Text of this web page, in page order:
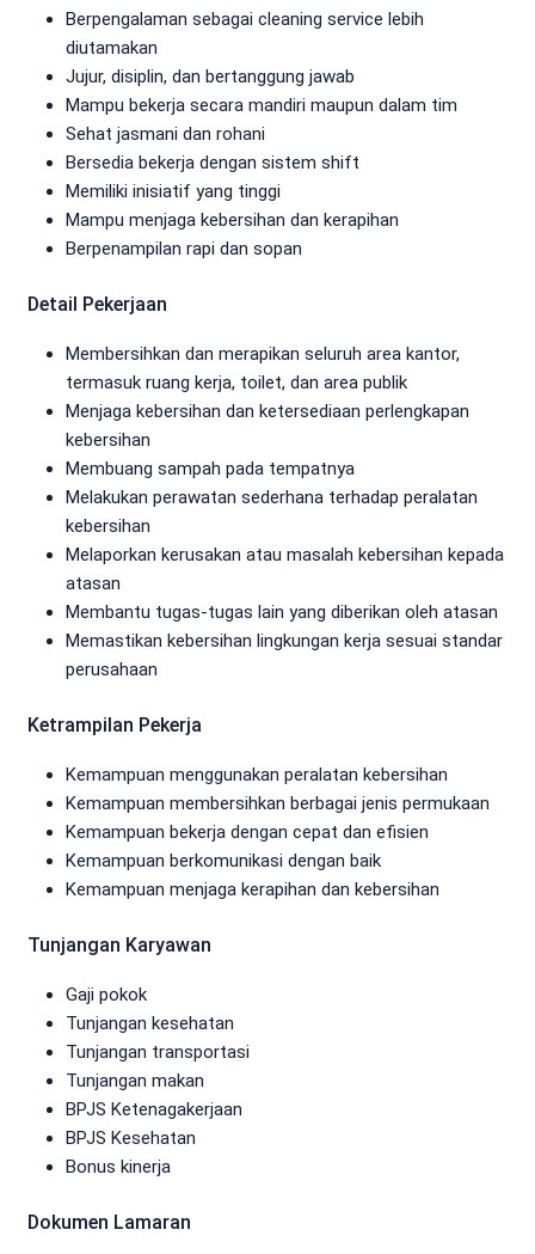
Berpengalaman sebagai cleaning service lebih
diutamakan
Jujur, disiplin, dan bertanggung jawab
Mampu bekerja secara mandiri maupun dalam tim
Sehat jasmani dan rohani
Bersedia bekerja dengan sistem shift
Memiliki inisiatif yang tinggi
Mampu menjaga kebersihan dan kerapihan
Berpenampilan rapi dan sopan
Detail Pekerjaan
Membersihkan dan merapikan seluruh area kantor,
termasuk ruang kerja, toilet, dan area publik
Menjaga kebersihan dan ketersediaan perlengkapan
kebersihan
Membuang sampah pada tempatnya
Melakukan perawatan sederhana terhadap peralatan
kebersihan
Melaporkan kerusakan atau masalah kebersihan kepada
atasan
Membantu tugas-tugas lain yang diberikan oleh atasan
Memastikan kebersihan lingkungan kerja sesuai standar
perusahaan
Ketrampilan Pekerja
Kemampuan menggunakan peralatan kebersihan
Kemampuan membersihkan berbagai jenis permukaan
Kemampuan bekerja dengan cepat dan efisien
Kemampuan berkomunikasi dengan baik
Kemampuan menjaga kerapihan dan kebersihan
Tunjangan Karyawan
Gaji pokok
Tunjangan kesehatan
Tunjangan transportasi
Tunjangan makan
BPJS Ketenagakerjaan
BPJS Kesehatan
Bonus kinerja
Dokumen Lamaran